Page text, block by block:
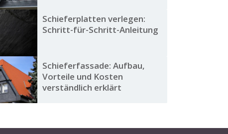
Schieferplatten verlegen:
Schritt-für-Schritt-Anleitung
Schieferfassade: Aufbau,
Vorteile und Kosten
verständlich erklärt